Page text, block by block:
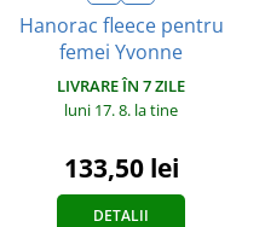
Hanorac fleece pentru
femei Yvonne
LIVRARE ÎN 7 ZILE
luni 17. 8. la tine
133,50 lei
DETALII